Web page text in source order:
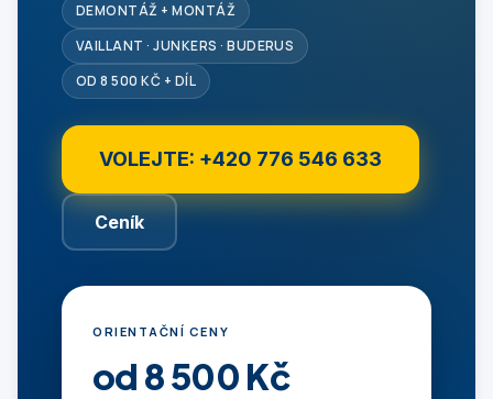
DEMONTÁŽ + MONTÁŽ
VAILLANT · JUNKERS · BUDERUS
OD 8 500 KČ + DÍL
VOLEJTE: +420 776 546 633
Ceník
ORIENTAČNÍ CENY
od 8 500 Kč